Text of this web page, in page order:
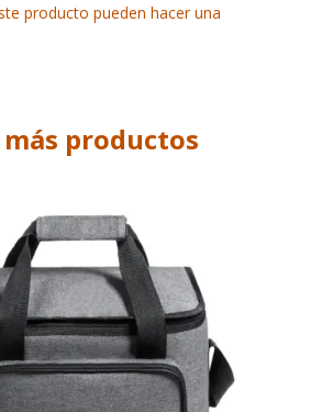
producto pueden hacer una
productos